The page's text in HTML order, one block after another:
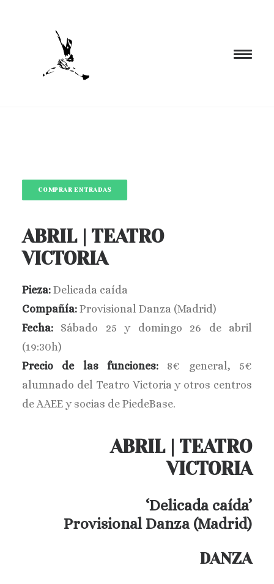
CIA. NÓMADA
BLOG
EL ESPACIO
BUSCAR
COMPRAR ENTRADAS
ABRIL | TEATRO
VICTORIA
Pieza: Delicada caída
Compañía: Provisional Danza (Madrid)
Fecha: Sábado 25 y domingo 26 de abril
(19:30h)
Precio de las funciones: 8€ general, 5€
alumnado del Teatro Victoria y otros centros
de AAEE y socias de PiedeBase.
ABRIL | TEATRO
VICTORIA
‘Delicada caída’
Provisional Danza (Madrid)
DANZA